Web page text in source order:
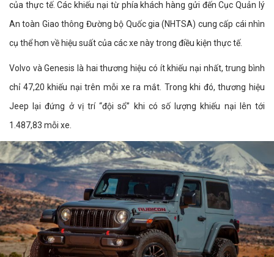
của thực tế. Các khiếu nại từ phía khách hàng gửi đến Cục Quản lý
An toàn Giao thông Đường bộ Quốc gia (NHTSA) cung cấp cái nhìn
cụ thể hơn về hiệu suất của các xe này trong điều kiện thực tế.
Volvo và Genesis là hai thương hiệu có ít khiếu nại nhất, trung bình
chỉ 47,20 khiếu nại trên mỗi xe ra mắt. Trong khi đó, thương hiệu
Jeep lại đứng ở vị trí “đội sổ” khi có số lượng khiếu nại lên tới
1.487,83 mỗi xe.